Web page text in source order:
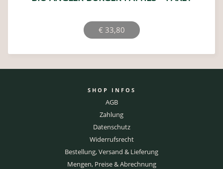
€ 33,80
SHOP INFOS
AGB
Zahlung
Datenschutz
Widerrufsrecht
Bestellung, Versand & Lieferung
Mengen, Preise & Abrechnung